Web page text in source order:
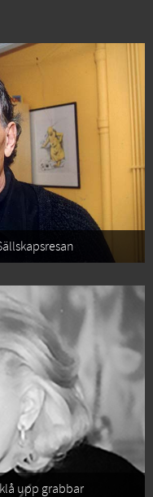
upp grabbar